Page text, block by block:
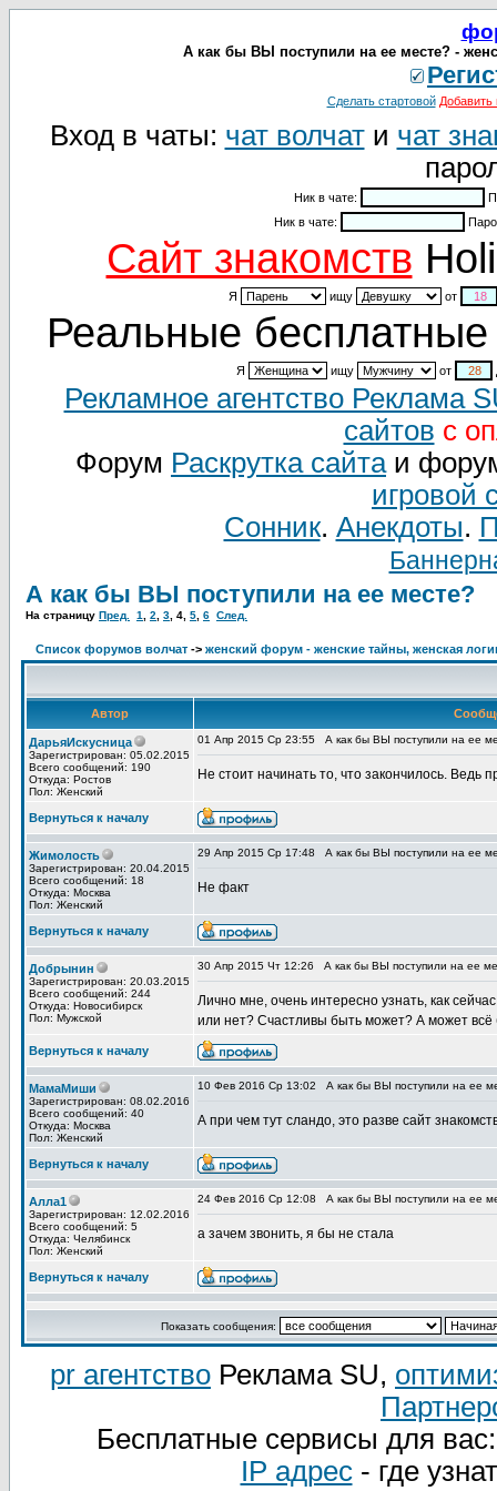
А как бы ВЫ поступили на ее месте? -
Сделать стартовой Добавить
Вход в чаты: чат волчати чат
Ник в чате:
Ник в чате:
Cайт знакомств
Я ищу от
Реальные бесплатные
Я ищу от
Рекламное агентство Реклама
сайтов с
Форум Раскрутка сайтаи
игровой
Сонник. Анекдоты.
А как бы ВЫ поступили на ее месте?
На страницу Пред. 1 2 3 4 5 6 След.
Список форумов волчат -> женский форум - женские тайны, женская
Автор
ДарьяИскусница
Зарегистрирован: 05.02.2015
Всего сообщений: 190
Откуда: Ростов
Пол: Женский
01 Апр 2015 Ср 23:55 А как бы ВЫ поступили на ее
Не стоит начинать то, что закончилось.
Вернуться к началу
Жимолость
Зарегистрирован: 20.04.2015
Всего сообщений: 18
Откуда: Москва
Пол: Женский
29 Апр 2015 Ср 17:48 А как бы ВЫ поступили на ее
Не факт
Вернуться к началу
Добрынин
Зарегистрирован: 20.03.2015
Всего сообщений: 244
Откуда: Новосибирск
Пол: Мужской
30 Апр 2015 Чт 12:26 А как бы ВЫ поступили на ее
Лично мне, очень интересно узнать, как
или нет? Счастливы быть может? А может
Вернуться к началу
МамаМиши
Зарегистрирован: 08.02.2016
Всего сообщений: 40
Откуда: Москва
Пол: Женский
10 Фев 2016 Ср 13:02 А как бы ВЫ поступили на ее
А при чем тут сландо, это разве сайт
Вернуться к началу
Алла1
Зарегистрирован: 12.02.2016
Всего сообщений: 5
Откуда: Челябинск
Пол: Женский
24 Фев 2016 Ср 12:08 А как бы ВЫ поступили на ее
а зачем звонить, я бы не стала
Вернуться к началу
Показать сообщения:
pr агентство Реклама SU,
Бесплатные сервисы для
IP адрес- где